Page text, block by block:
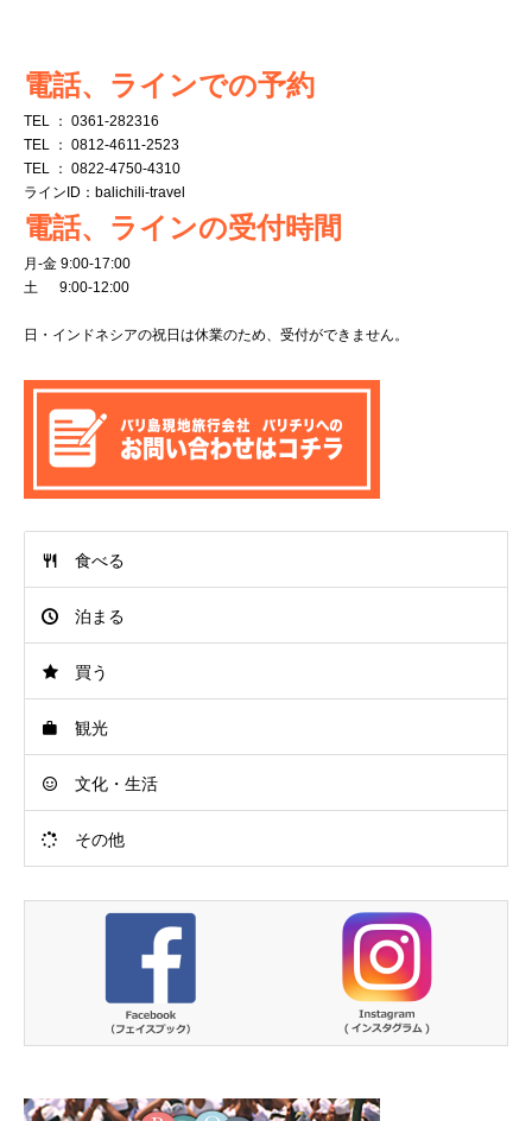
電話、ラインでの予約
TEL ： 0361-282316
TEL ： 0812-4611-2523
TEL ： 0822-4750-4310
ラインID：balichili-travel
電話、ラインの受付時間
月-金 9:00-17:00
土 9:00-12:00
日・インドネシアの祝日は休業のため、受付ができません。
食べる
泊まる
買う
観光
文化・生活
その他